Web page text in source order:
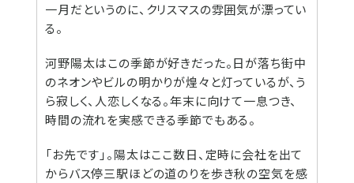
一月だというのに、クリスマスの雰囲気が漂ってい
る。
河野陽太はこの季節が好きだった。日が落ち街中
のネオンやビルの明かりが煌々と灯っているが、う
ら寂しく、人恋しくなる。年末に向けて一息つき、
時間の流れを実感できる季節でもある。
「お先です」。陽太はここ数日、定時に会社を出て
からバス停三駅ほどの道のりを歩き秋の空気を感